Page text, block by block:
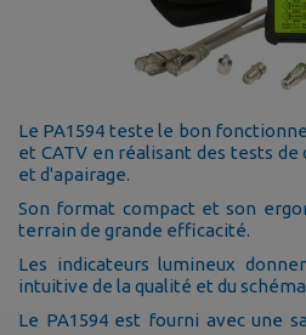
Le PA1594 teste le bon
et CATV en réalisant des tests
et d'apairage.
Son format compact et son
terrain de grande efficacité.
Les indicateurs lumineux
intuitive de la qualité et du schéma
Le PA1594 est fourni avec une